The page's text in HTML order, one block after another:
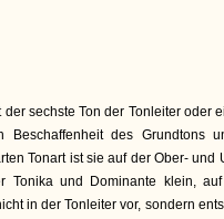
der sechste Ton der Tonleiter oder
Beschaffenheit des Grundtons
Tonart ist sie auf der Ober- und
Tonika und Dominante klein,
in der Tonleiter vor, sondern